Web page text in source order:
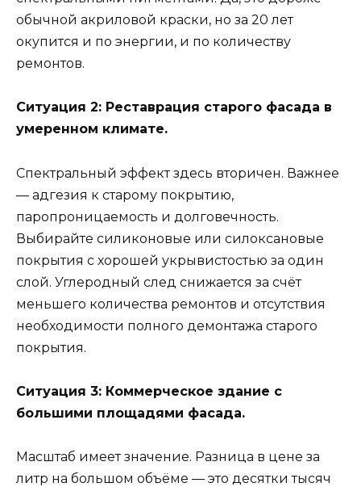
обычной акриловой краски, но за 20 лет
окупится и по энергии, и по количеству
ремонтов.
Ситуация 2: Реставрация старого фасада в
умеренном климате.
Спектральный эффект здесь вторичен. Важнее
— адгезия к старому покрытию,
паропроницаемость и долговечность.
Выбирайте силиконовые или силоксановые
покрытия с хорошей укрывистостью за один
слой. Углеродный след снижается за счёт
меньшего количества ремонтов и отсутствия
необходимости полного демонтажа старого
покрытия.
Ситуация 3: Коммерческое здание с
большими площадями фасада.
Масштаб имеет значение. Разница в цене за
литр на большом объёме — это десятки тысяч